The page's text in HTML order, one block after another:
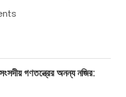
গণতন্ত্রের অনন্য নজির: